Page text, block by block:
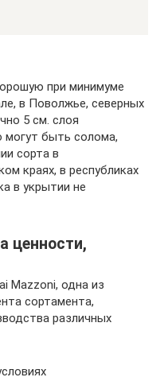
при минимуме
в Поволжье, северных
5 см. слоя
могут быть солома,
сорта в
краях, в республиках
в укрытии не
ценности,
Mazzoni, одна из
сортамента,
различных